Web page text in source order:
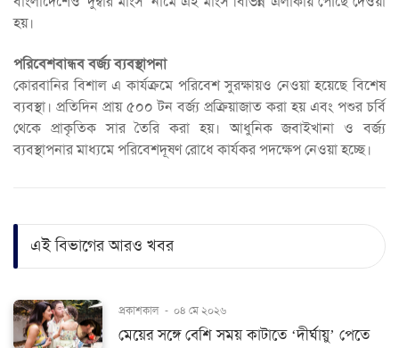
হয়।
পরিবেশবান্ধব বর্জ্য ব্যবস্থাপনা
কোরবানির বিশাল এ কার্যক্রমে পরিবেশ সুরক্ষায়ও নেওয়া হয়েছে বিশেষ
ব্যবস্থা। প্রতিদিন প্রায় ৫০০ টন বর্জ্য প্রক্রিয়াজাত করা হয় এবং পশুর চর্বি
থেকে প্রাকৃতিক সার তৈরি করা হয়। আধুনিক জবাইখানা ও বর্জ্য
ব্যবস্থাপনার মাধ্যমে পরিবেশদূষণ রোধে কার্যকর পদক্ষেপ নেওয়া হচ্ছে।
এই বিভাগের আরও খবর
প্রকাশকাল - ০৪ মে ২০২৬
মেয়ের সঙ্গে বেশি সময় কাটাতে ‘দীর্ঘায়ু’ পেতে